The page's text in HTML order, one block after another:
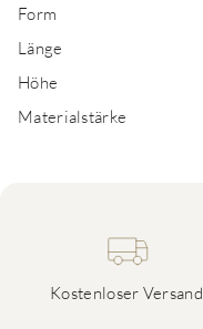
Form
Länge
Höhe
Materialstärke
Kostenloser Versand